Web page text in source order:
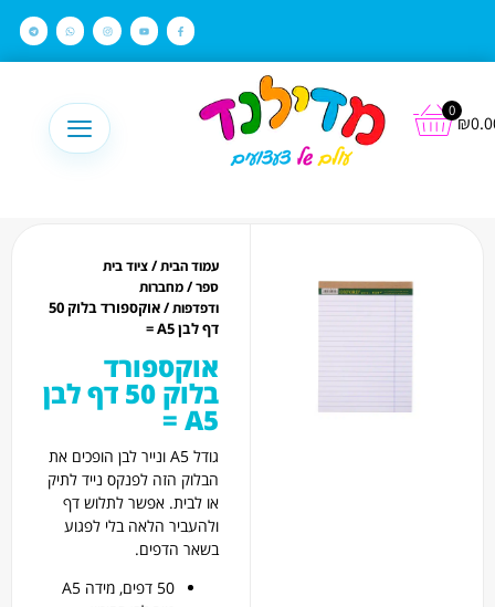
₪
0
עמוד הבית/ציוד בית
ספר/מחברות
ודפדפות
/ אוקספורד בלוק 50
דף לבן A5 =
אוקספורד
בלוק 50 דף לבן
A5 =
גודל A5 ונייר לבן הופכים את
הבלוק הזה לפנקס נייד לתיק
או לבית. אפשר לתלוש דף
ולהעביר הלאה בלי לפגוע
בשאר הדפים.
50 דפים, מידה A5